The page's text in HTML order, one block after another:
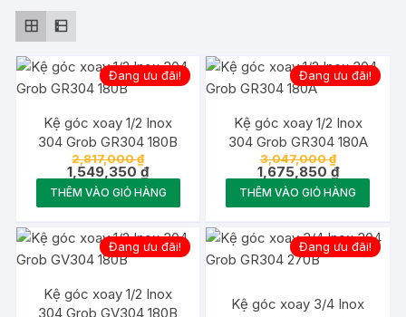
Đang ưu đãi!
Kệ góc xoay 1/2 Inox
304 Grob GR304 180B
2,817,000₫Giá
gốc
là:
2,817,000 ₫.
1,549,350₫Giá
hiện
tại
là:
1,549,350 ₫.
THÊM VÀO GIỎ HÀNG
Đang ưu đãi!
Kệ góc xoay 1/2 Inox
304 Grob GR304 180A
3,047,000₫Giá
gốc
là:
3,047,000
1,675,850₫Giá
hiện
tại
là:
THÊM VÀO GIỎ HÀNG
Đang ưu đãi!
Kệ góc xoay 1/2 Inox
304 Grob GV304 180B
Đang ưu đãi!
Kệ góc xoay 3/4 Inox